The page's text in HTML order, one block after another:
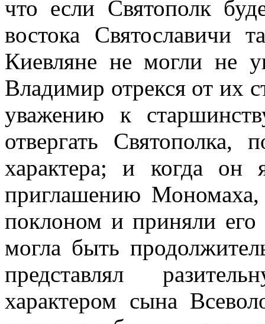
что если Святополк
востока Святославичи
Киевляне не могли не
Владимир отрекся от их
уважению к
отвергать
характера; и когда
приглашению
поклоном и приняли
могла быть
представлял
характером сына